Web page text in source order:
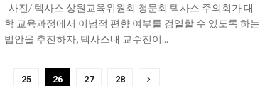
사진/ 텍사스 상원교육위원회 청문회 텍사스 주의회가 대
학 교육과정에서 이념적 편향 여부를 검열할 수 있도록 하는
법안을 추진하자, 텍사스내 교수진이...
25 26 27 28